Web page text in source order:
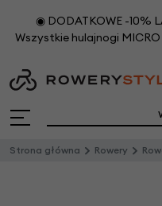
◉ DODATKOWE -10%
Wszystkie hulajnogi
Strona główna Rowery